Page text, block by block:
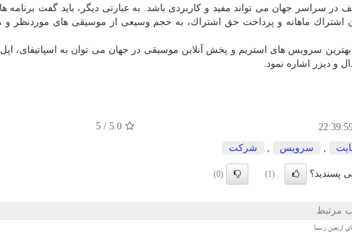
در سراسر جهان می تواند مفید و كاربردی باشد. به عبارتی دیگر، باید گفت برنامه
اشتراك ماهانه و پرداخت حق اشتراك، به حجم وسیعی از موسیقی های موردنظر و
سرویس های استریم و پخش آنلاین موسیقی در جهان می توان به اسپاتیفای، اپل
و دیزر اشاره نمود.
5.0
/ 5
سرویس شركت
پسندید؟ (1)
(0)
مرتبط
اربعین رسما